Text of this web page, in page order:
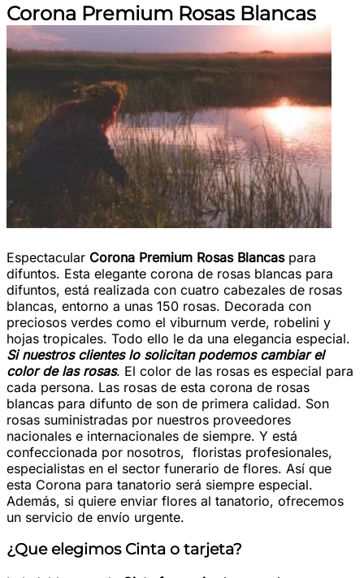
Corona Premium Rosas Blancas
Espectacular Corona Premium Rosas Blancaspara
difuntos. Esta elegante corona de rosas blancas para
difuntos, está realizada con cuatro cabezales de rosas
blancas, entorno a unas 150 rosas. Decorada con
preciosos verdes como el viburnum verde, robelini y
hojas tropicales. Todo ello le da una elegancia especial.
Si nuestros clientes lo solicitan podemos cambiar el
color de las rosas. El color de las rosas es especial para
cada persona. Las rosas de esta corona de rosas
blancas para difunto de son de primera calidad. Son
rosas suministradas por nuestros proveedores
nacionales e internacionales de siempre. Y está
confeccionada por nosotros, floristas profesionales,
especialistas en el sector funerario de flores. Así que
esta Corona para tanatorio será siempre especial.
Además, si quiere enviar flores al tanatorio, ofrecemos
un servicio de envío urgente.
¿Que elegimos Cinta o tarjeta?